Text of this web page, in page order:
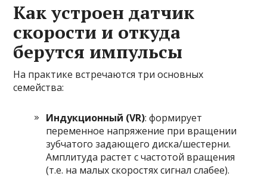
Как устроен датчик
скорости и откуда
берутся импульсы
На практике встречаются три основных
семейства:
Индукционный (VR): формирует
переменное напряжение при вращении
зубчатого задающего диска/шестерни.
Амплитуда растет с частотой вращения
(т.е. на малых скоростях сигнал слабее).